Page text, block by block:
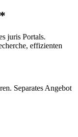
juris Portals.
effizienten
Separates Angebot